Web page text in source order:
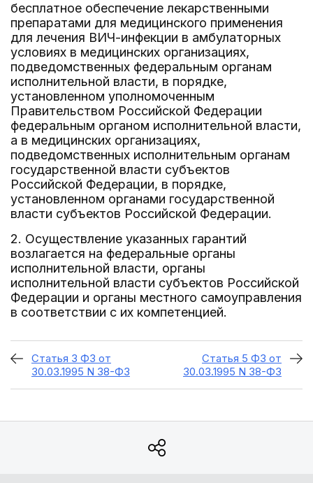
бесплатное обеспечение лекарственными
препаратами для медицинского применения
для лечения ВИЧ-инфекции в амбулаторных
условиях в медицинских организациях,
подведомственных федеральным органам
исполнительной власти, в порядке,
установленном уполномоченным
Правительством Российской Федерации
федеральным органом исполнительной власти,
а в медицинских организациях,
подведомственных исполнительным органам
государственной власти субъектов
Российской Федерации, в порядке,
установленном органами государственной
власти субъектов Российской Федерации.
2. Осуществление указанных гарантий
возлагается на федеральные органы
исполнительной власти, органы
исполнительной власти субъектов Российской
Федерации и органы местного самоуправления
в соответствии с их компетенцией.
Статья 3 ФЗ от
30.03.1995 N 38-ФЗ
Статья 5 ФЗ от
30.03.1995 N 38-ФЗ